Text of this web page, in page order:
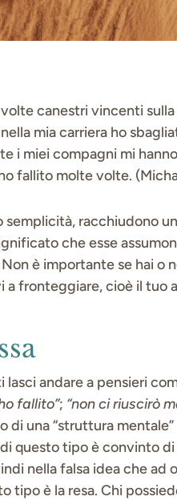
canestri vincenti
mia carriera ho
i miei compagni mi
fallito molte volte.
semplicità, racchiudono
che esse
è importante se hai
a fronteggiare, cioè il tuo
andare a pensieri
fallito”; “non ci riuscirò
di una “struttura
questo tipo è convinto
nella falsa idea che
tipo è la resa. Chi